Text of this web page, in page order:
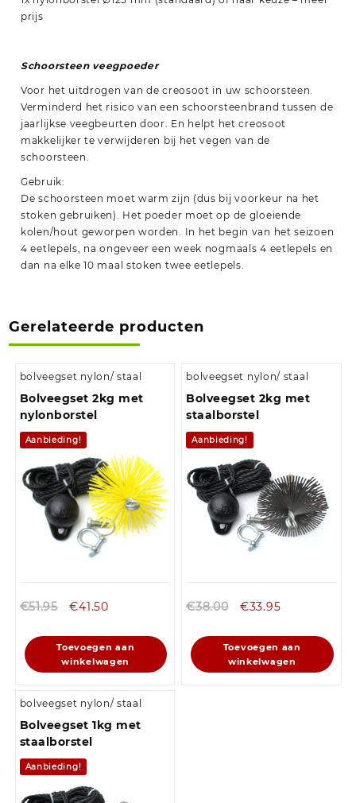
prijs
Schoorsteen veegpoeder
Voor het uitdrogen van de creosoot in uw schoorsteen.
Verminderd het risico van een schoorsteenbrand tussen de
jaarlijkse veegbeurten door. En helpt het creosoot
makkelijker te verwijderen bij het vegen van de
schoorsteen.
Gebruik:
De schoorsteen moet warm zijn (dus bij voorkeur na het
stoken gebruiken). Het poeder moet op de gloeiende
kolen/hout geworpen worden. In het begin van het seizoen
4 eetlepels, na ongeveer een week nogmaals 4 eetlepels en
dan na elke 10 maal stoken twee eetlepels.
Gerelateerde producten
bolveegset nylon/ staal
Bolveegset 2kg met
nylonborstel
Aanbieding!
€51.95 €41.50
Toevoegen aan
winkelwagen
bolveegset nylon/ staal
Bolveegset 2kg met
staalborstel
Aanbieding!
€38.00 €33.95
Toevoegen aan
winkelwagen
bolveegset nylon/ staal
Bolveegset 1kg met
staalborstel
Aanbieding!